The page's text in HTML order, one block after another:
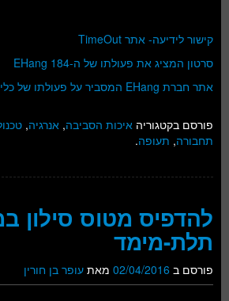
קישור לידיעה- אתר TimeOut
סרטון המציג את פעולתו של ה-EHang 184
אתר חברת EHang המסביר על פעולתו של כלי הטייס
פורסם בקטגוריה איכות הסביבה, אנרגיה,
תחבורה, תעופה.
להדפיס מטוס סילון
תלת-מימד
פורסם ב 02/04/2016 מאת עופר בן חורין